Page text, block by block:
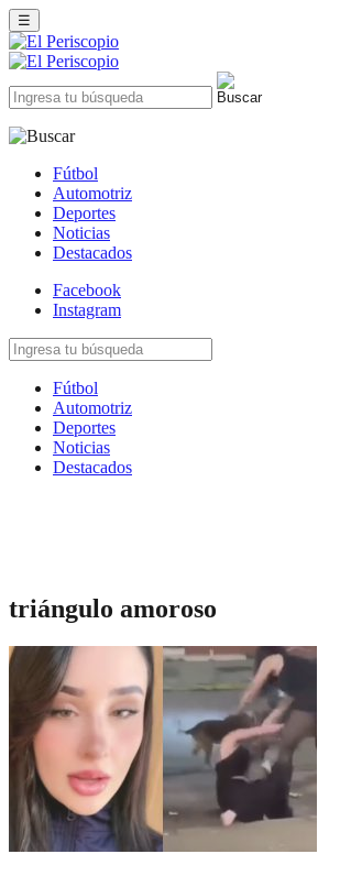
☰
Fútbol
Automotriz
Deportes
Noticias
Destacados
Facebook
Instagram
Fútbol
Automotriz
Deportes
Noticias
Destacados
triángulo amoroso